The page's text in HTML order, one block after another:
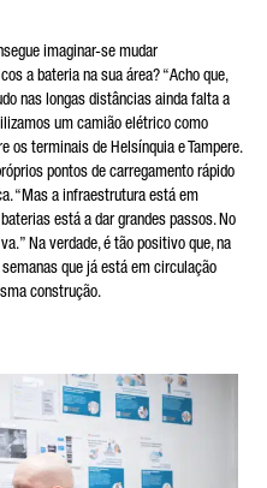
imaginar-se mudar
a bateria na sua área? “Acho que,
nas longas distâncias ainda falta a
um camião elétrico como
os terminais de Helsínquia e Tampere.
pontos de carregamento rápido
“Mas a infraestrutura está em
está a dar grandes passos. No
Na verdade, é tão positivo que, na
que já está em circulação
construção.